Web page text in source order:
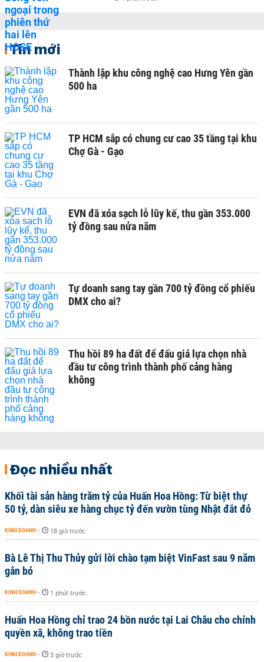
Tin mới
Thành lập khu công nghệ cao Hưng Yên gần
500 ha
TP HCM sắp có chung cư cao 35 tầng tại khu
Chợ Gà - Gạo
EVN đã xóa sạch lỗ lũy kế, thu gần 353.000
tỷ đồng sau nửa năm
Tự doanh sang tay gần 700 tỷ đồng cổ phiếu
DMX cho ai?
Thu hồi 89 ha đất để đấu giá lựa chọn nhà
đầu tư công trình thành phố cảng hàng
không
Đọc nhiều nhất
Khối tài sản hàng trăm tỷ của Huấn Hoa Hồng: Từ biệt thự
50 tỷ, dàn siêu xe hàng chục tỷ đến vườn tùng Nhật đắt đỏ
KINH DOANH - 18 giờ trước
Bà Lê Thị Thu Thủy gửi lời chào tạm biệt VinFast sau 9 năm
gắn bó
KINH DOANH - 1 phút trước
Huấn Hoa Hồng chỉ trao 24 bồn nước tại Lai Châu cho chính
quyền xã, không trao tiền
KINH DOANH - 3 giờ trước